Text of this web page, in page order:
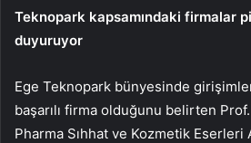
Teknopark kapsamındaki firmalar
duyuruyor
Ege Teknopark bünyesinde
başarılı firma olduğunu belirten
Pharma Sıhhat ve Kozmetik Eserleri